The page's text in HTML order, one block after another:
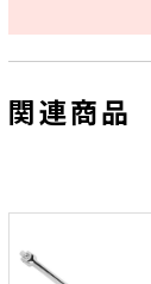
関連商品